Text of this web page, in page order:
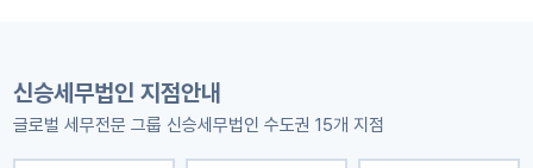
신승세무법인 지점안내
글로벌 세무전문 그룹 신승세무법인 수도권 15개 지점